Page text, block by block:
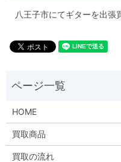
八王子市にてギターを出張
HOME
買取商品
買取の流れ